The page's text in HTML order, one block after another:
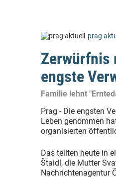
prag
Zerwürfnis
engste
Familie lehnt
Prag - Die engsten
Leben genommen
organisierten
Das teilten heute in
Štaidl, die Mutter
Nachrichtenagentur